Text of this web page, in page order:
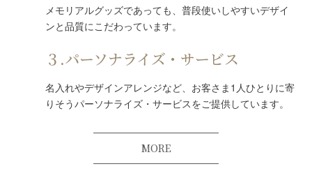
メモリアルグッズであっても、普段使いしやすいデザイ
ンと品質にこだわっています。
３.パーソナライズ・サービス
名入れやデザインアレンジなど、お客さま1人ひとりに寄
りそうパーソナライズ・サービスをご提供しています。
MORE